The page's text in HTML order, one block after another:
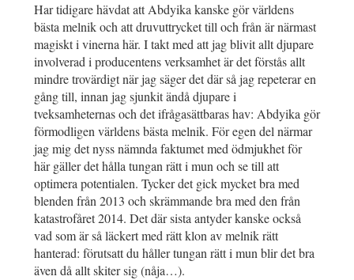
Har tidigare hävdat att Abdyika kanske gör världens
bästa melnik och att druvuttrycket till och från är närmast
magiskt i vinerna här. I takt med att jag blivit allt djupare
involverad i producentens verksamhet är det förstås allt
mindre trovärdigt när jag säger det där så jag repeterar en
gång till, innan jag sjunkit ändå djupare i
tveksamheternas och det ifrågasättbaras hav: Abdyika gör
förmodligen världens bästa melnik. För egen del närmar
jag mig det nyss nämnda faktumet med ödmjukhet för
här gäller det hålla tungan rätt i mun och se till att
optimera potentialen. Tycker det gick mycket bra med
blenden från 2013 och skrämmande bra med den från
katastrofåret 2014. Det där sista antyder kanske också
vad som är så läckert med rätt klon av melnik rätt
hanterad: förutsatt du håller tungan rätt i mun blir det bra
även då allt skiter sig (nåja…).